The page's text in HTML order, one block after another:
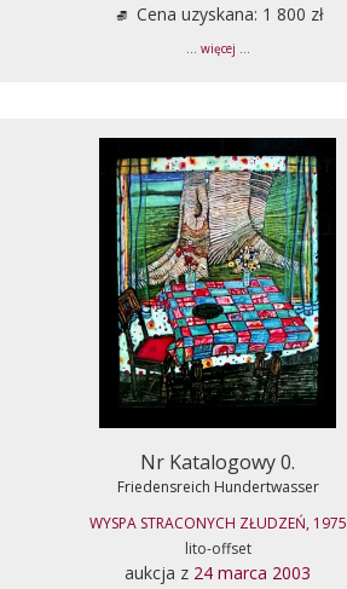
Cena uzyskana: 1 800 zł
... więcej ...
Nr Katalogowy 0.
Friedensreich Hundertwasser
WYSPA STRACONYCH ZŁUDZEŃ, 1975
lito-offset
aukcja z 24 marca 2003